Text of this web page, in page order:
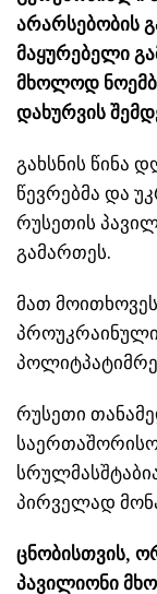
არარსებობის
მაყურებელი
მხოლოდ
დახურვის
გახსნის წინა
წევრებმა და
რუსეთის
გამართეს.
მათ
რუსეთი
საერთაშორისო
პირველად
ცნობისთვის,
პავილიონი